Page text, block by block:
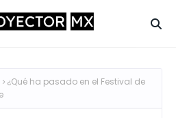
¿Qué ha pasado en el Festival de